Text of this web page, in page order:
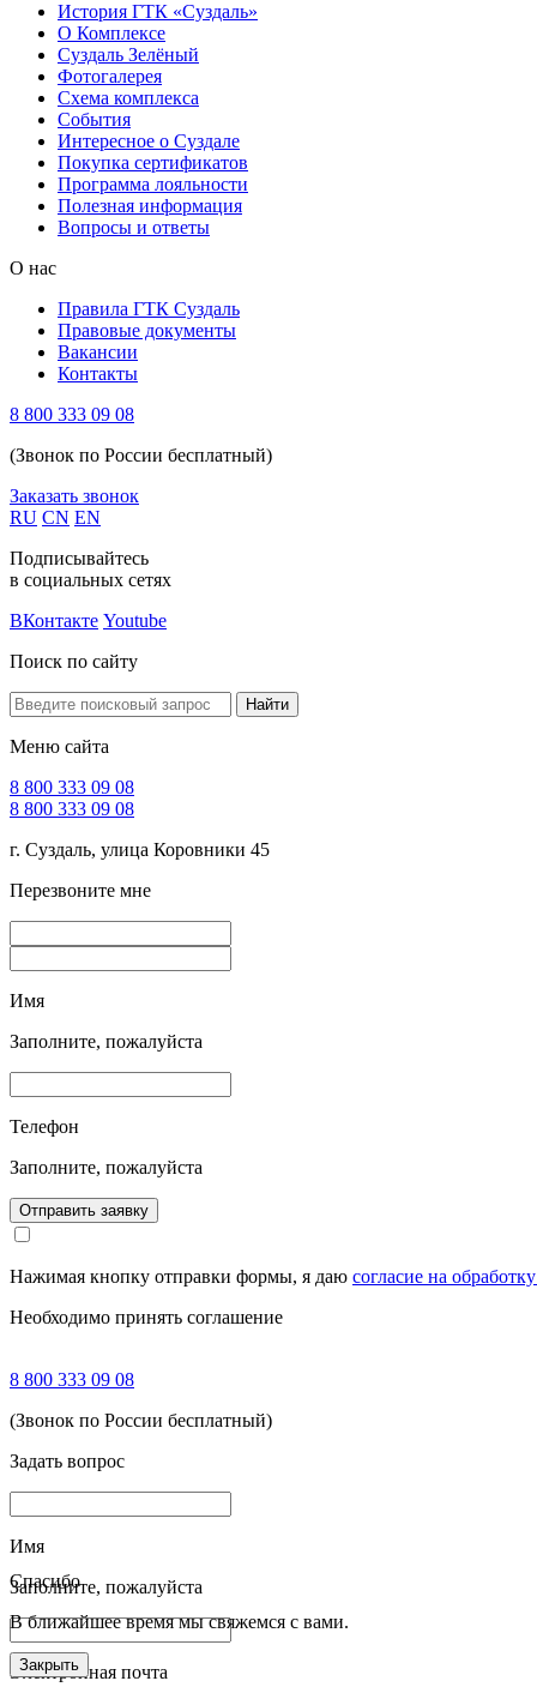
История ГТК «Суздаль»
О Комплексе
Суздаль Зелёный
Фотогалерея
Схема комплекса
Cобытия
Интересное о Суздале
Покупка сертификатов
Программа лояльности
Полезная информация
Вопросы и ответы
О нас
Правила ГТК Суздаль
Правовые документы
Вакансии
Контакты
8 800 333 09 08
(Звонок по России бесплатный)
Заказать звонок
RU CN EN
Подписывайтесь
в социальных сетях
ВКонтакте Youtube
Поиск по сайту
Найти
Меню сайта
8 800 333 09 08
8 800 333 09 08
г. Суздаль, улица Коровники 45
Перезвоните мне
Имя
Заполните, пожалуйста
Телефон
Заполните, пожалуйста
Отправить заявку
Нажимая кнопку отправки формы, я даю согласие на
Необходимо принять соглашение
8 800 333 09 08
(Звонок по России бесплатный)
Задать вопрос
Имя
Заполните, пожалуйста
Электронная почта
Спасибо
В ближайшее время мы свяжемся с вами.
Закрыть